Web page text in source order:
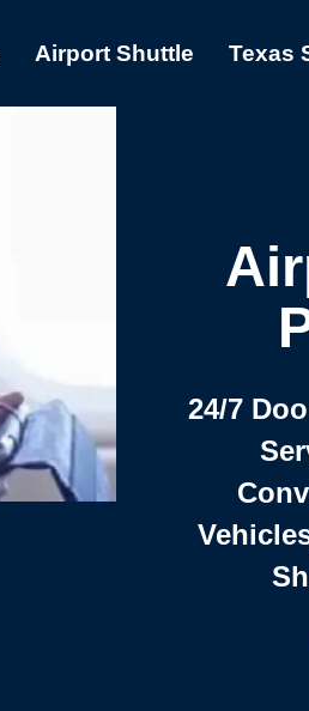
Airport Shuttle Texas
24/7